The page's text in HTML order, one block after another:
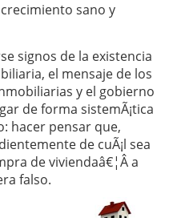
sano y
signos de la existencia
el mensaje de los
y el gobierno
de forma sistemÃ¡tica
hacer pensar que,
de cuÃ¡l sea
de viviendaâ€¦Â a
falso.